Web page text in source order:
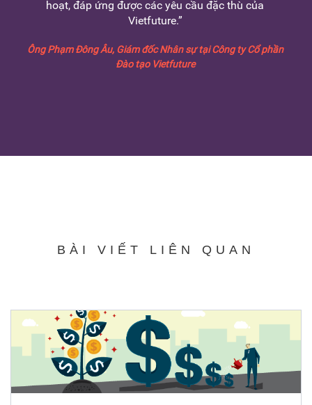
hoạt, đáp ứng được các yêu cầu đặc thù của
Vietfuture.”
Ông Phạm Đông Âu, Giám đốc Nhân sự tại Công ty Cổ phần
Đào tạo Vietfuture
BÀI VIẾT LIÊN QUAN